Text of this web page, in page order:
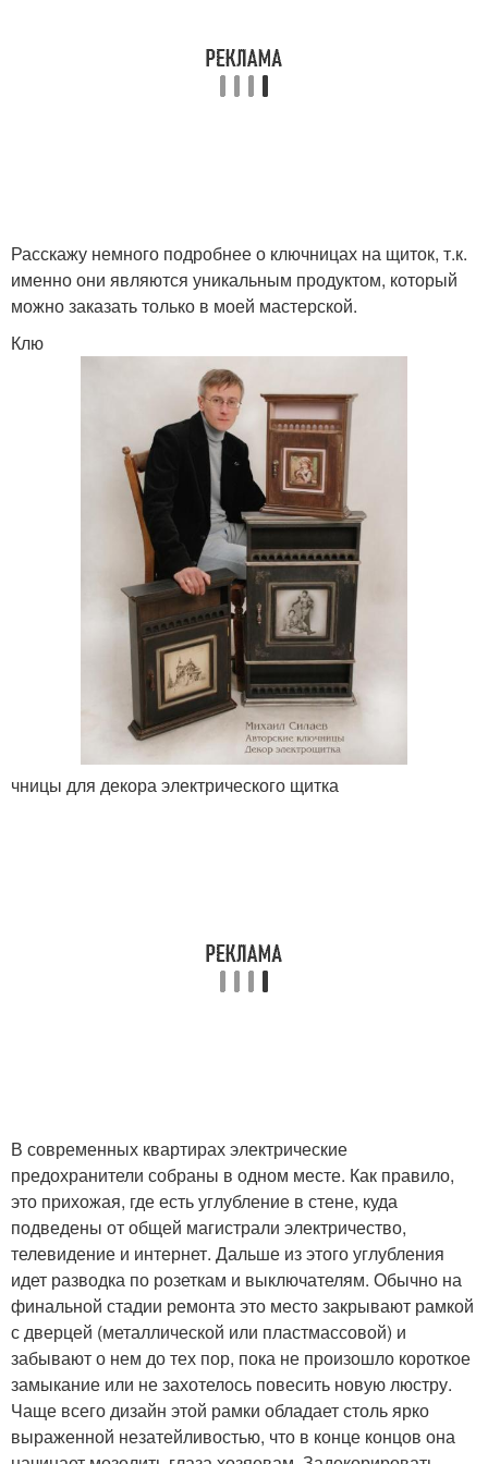
Расскажу немного подробнее о ключницах на щиток, т.к.
именно они являются уникальным продуктом, который
можно заказать только в моей мастерской.
Клю
чницы для декора электрического щитка
В современных квартирах электрические
предохранители собраны в одном месте. Как правило,
это прихожая, где есть углубление в стене, куда
подведены от общей магистрали электричество,
телевидение и интернет. Дальше из этого углубления
идет разводка по розеткам и выключателям. Обычно на
финальной стадии ремонта это место закрывают рамкой
с дверцей (металлической или пластмассовой) и
забывают о нем до тех пор, пока не произошло короткое
замыкание или не захотелось повесить новую люстру.
Чаще всего дизайн этой рамки обладает столь ярко
выраженной незатейливостью, что в конце концов она